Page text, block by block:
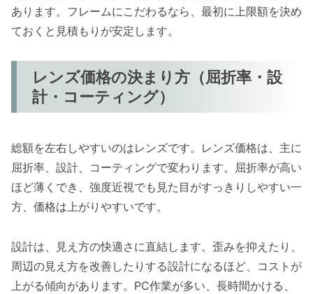
あります。フレームにこだわるなら、最初に上限額を決め
ておくと見積もりが安定します。
レンズ価格の決まり方（屈折率・設
計・コーティング）
総額を左右しやすいのはレンズです。レンズ価格は、主に
屈折率、設計、コーティングで変わります。屈折率が高い
ほど薄くでき、強度近視でも見た目がすっきりしやすい一
方、価格は上がりやすいです。
設計は、見え方の快適さに直結します。歪みを抑えたり、
周辺の見え方を改善したりする設計になるほど、コストが
上がる傾向があります。PC作業が多い、長時間かける、